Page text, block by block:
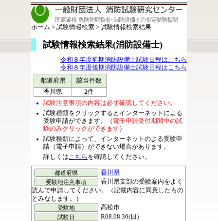
ホーム > 試験情報検索 > 試験情報検索結果
試験情報検索結果(消防設備士)
令和８年度前期消防設備士試験日程はこちら
令和８年度後期消防設備士試験日程はこちら
都道府県
該当件数
香川県
2件
試験注意事項の内容は必ず確認してください。
試験種類をクリックするとインターネットによる
受験申請ができます。（ 電子申請受付期間中の試
験のみクリックができます ）
試験種類によって、インターネットのよる受験申
請（電子申請）ができない場合があります。
詳しくはこちら を確認してください。
香川県
香川県支部の受験案内をよく
読んで申請してください。（記載内容に同意したもの
とみなします。）
高松市
R08.08.30(日)